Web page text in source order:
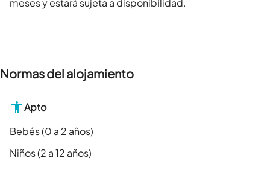
meses y estará sujeta a disponibilidad.
Normas del alojamiento
Apto
Bebés (0 a 2 años)
Niños (2 a 12 años)